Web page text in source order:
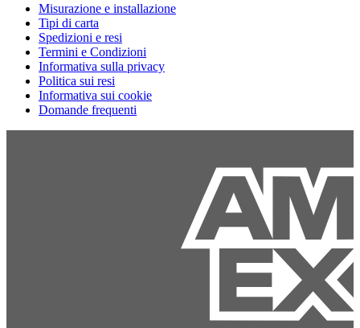
Misurazione e installazione
Tipi di carta
Spedizioni e resi
Termini e Condizioni
Informativa sulla privacy
Politica sui resi
Informativa sui cookie
Domande frequenti